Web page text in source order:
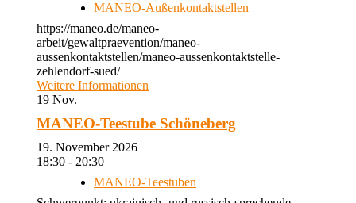
MANEO-Außenkontaktstellen
https://maneo.de/maneo-
arbeit/gewaltpraevention/maneo-
aussenkontaktstellen/maneo-aussenkontaktstelle-
zehlendorf-sued/
Weitere Informationen
19 Nov.
MANEO-Teestube Schöneberg
19. November 2026
18:30 - 20:30
MANEO-Teestuben